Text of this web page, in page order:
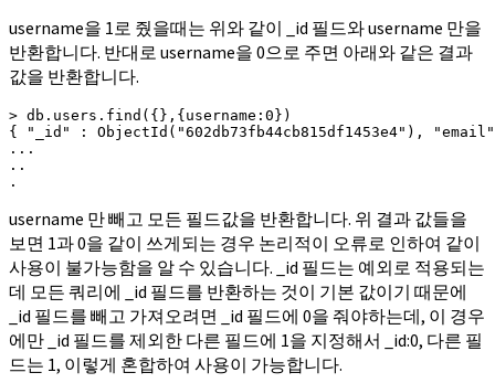
username을 1로 줬을때는 위와 같이 _id 필드와 username 만을
반환합니다. 반대로 username을 0으로 주면 아래와 같은 결과
값을 반환합니다.
> db.users.find({},{username:0})
{ "_id" : ObjectId("602db73fb44cb815df1453e4"),
...
..
.
username 만 빼고 모든 필드값을 반환합니다. 위 결과 값들을
보면 1과 0을 같이 쓰게되는 경우 논리적이 오류로 인하여 같이
사용이 불가능함을 알 수 있습니다. _id 필드는 예외로 적용되는
데 모든 쿼리에 _id 필드를 반환하는 것이 기본 값이기 때문에
_id 필드를 빼고 가져오려면 _id 필드에 0을 줘야하는데, 이 경우
에만 _id 필드를 제외한 다른 필드에 1을 지정해서 _id:0, 다른 필
드는 1, 이렇게 혼합하여 사용이 가능합니다.